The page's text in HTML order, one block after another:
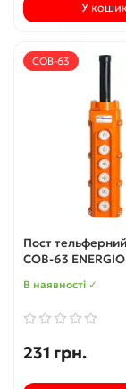
У
COB-63
Пост
COB-63 ENERGIO
В наявності ✓
231 грн.